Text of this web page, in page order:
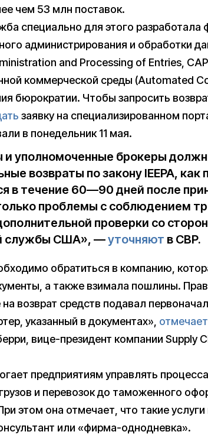
чем 53 млн поставок.
специально для этого разработала
администрирования и обработки
and Processing of Entries,
коммерческой среды (Automated
бюрократии. Чтобы запросить
заявку на специализированном
в понедельник 11 мая.
уполномоченные брокеры
возвраты по закону IEEPA, как
в течение 60—90 дней после
проблемы с соблюдением
проверки со
службы США», —уточняют в CBP.
обратиться в компанию,
а также взимала пошлины.
на возврат средств подавал
указанный в документах», отмечает
вице-президент компании Supply
предприятиям управлять
и перевозок до таможенного
этом она отмечает, что такие
или «фирма-однодневка».